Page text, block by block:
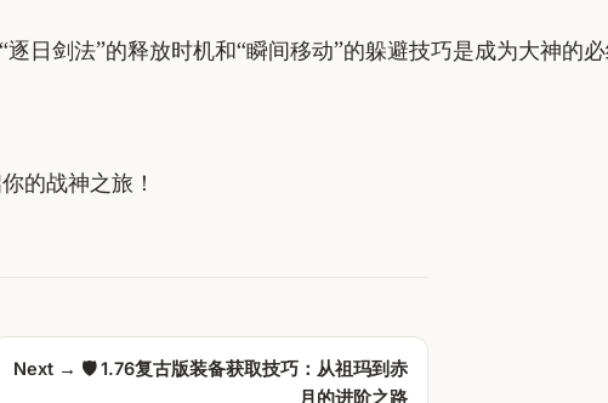
日剑法”的释放时机和“瞬间移动”的躲避技巧是成为大神的必
的战神之旅！
Next → 🛡️ 1.76复古版装备获取技巧：从祖玛到赤
月的进阶之路